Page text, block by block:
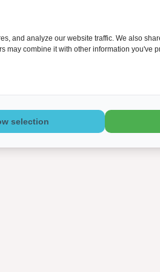
and analyze our website traffic. We also
combine it with other information you've
selection